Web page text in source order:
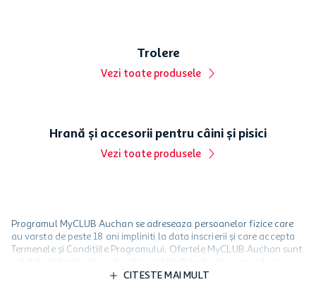
Trolere
Vezi toate produsele
Hrană și accesorii pentru câini și pisici
Vezi toate produsele
Programul MyCLUB Auchan se adreseaza persoanelor fizice care
au varsta de peste 18 ani impliniti la data inscrierii și care accepta
Termenele și Condițiile Programului. Ofertele MyCLUB Auchan sunt
limita a 12 unitati / card client o singura data in perioada promotiei.
CITESTE MAI MULT